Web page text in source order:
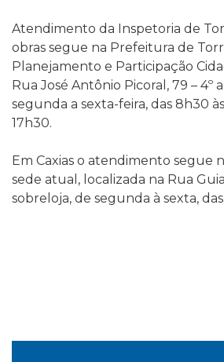
Atendimento da Inspetoria de
obras segue na Prefeitura de
Planejamento e Participação
Rua José Antônio Picoral, 79 – 4º
segunda a sexta-feira, das 8h30 às
17h30.
Em Caxias o atendimento segue
sede atual, localizada na Rua
sobreloja, de segunda à sexta,